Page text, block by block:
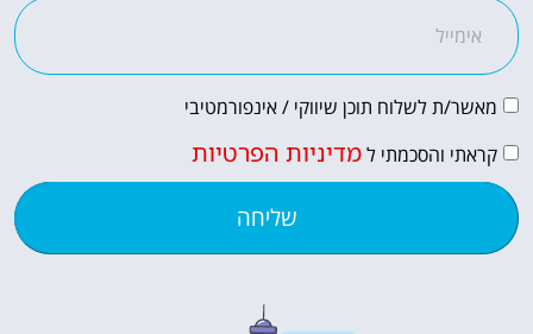
מאשר/ת לשלוח תוכן שיווקי / אינפורמטיבי
קראתי והסכמתי למדיניות הפרטיות
שליחה